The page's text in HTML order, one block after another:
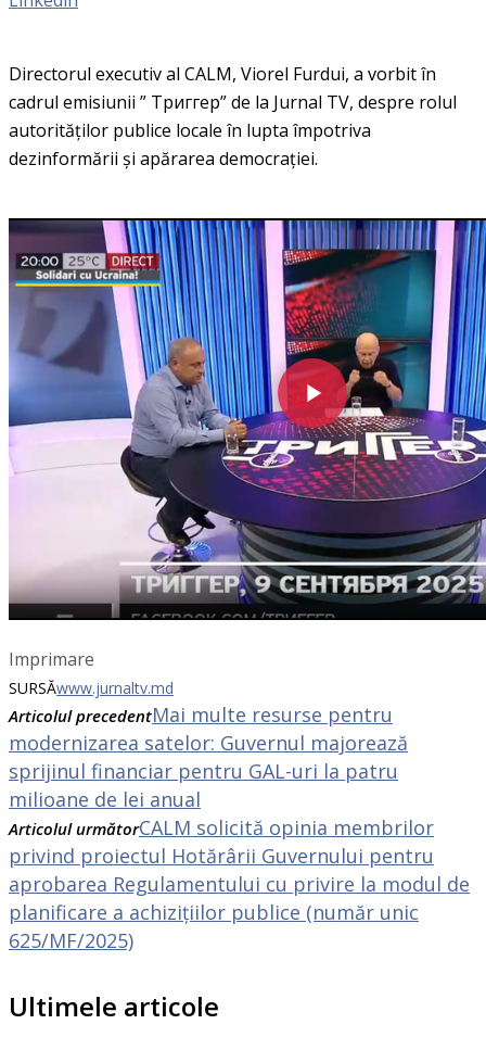
Directorul executiv al CALM, Viorel Furdui, a vorbit în
cadrul emisiunii ” Триггер” de la Jurnal TV, despre rolul
autorităților publice locale în lupta împotriva
dezinformării și apărarea democrației.
Imprimare
SURSĂwww.jurnaltv.md
Articolul precedentMai multe resurse pentru
modernizarea satelor: Guvernul majorează
sprijinul financiar pentru GAL-uri la patru
milioane de lei anual
Articolul următorCALM solicită opinia membrilor
privind proiectul Hotărârii Guvernului pentru
aprobarea Regulamentului cu privire la modul de
planificare a achizițiilor publice (număr unic
625/MF/2025)
Ultimele articole